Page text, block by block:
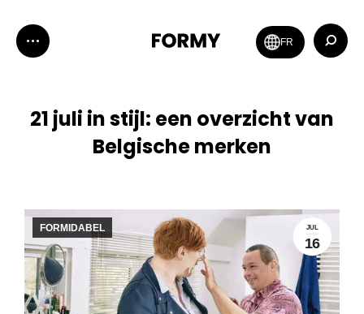
FR
Zoeken:
21 juli in stijl: een overzicht van
Belgische merken
JUL
16
FORMIDABEL